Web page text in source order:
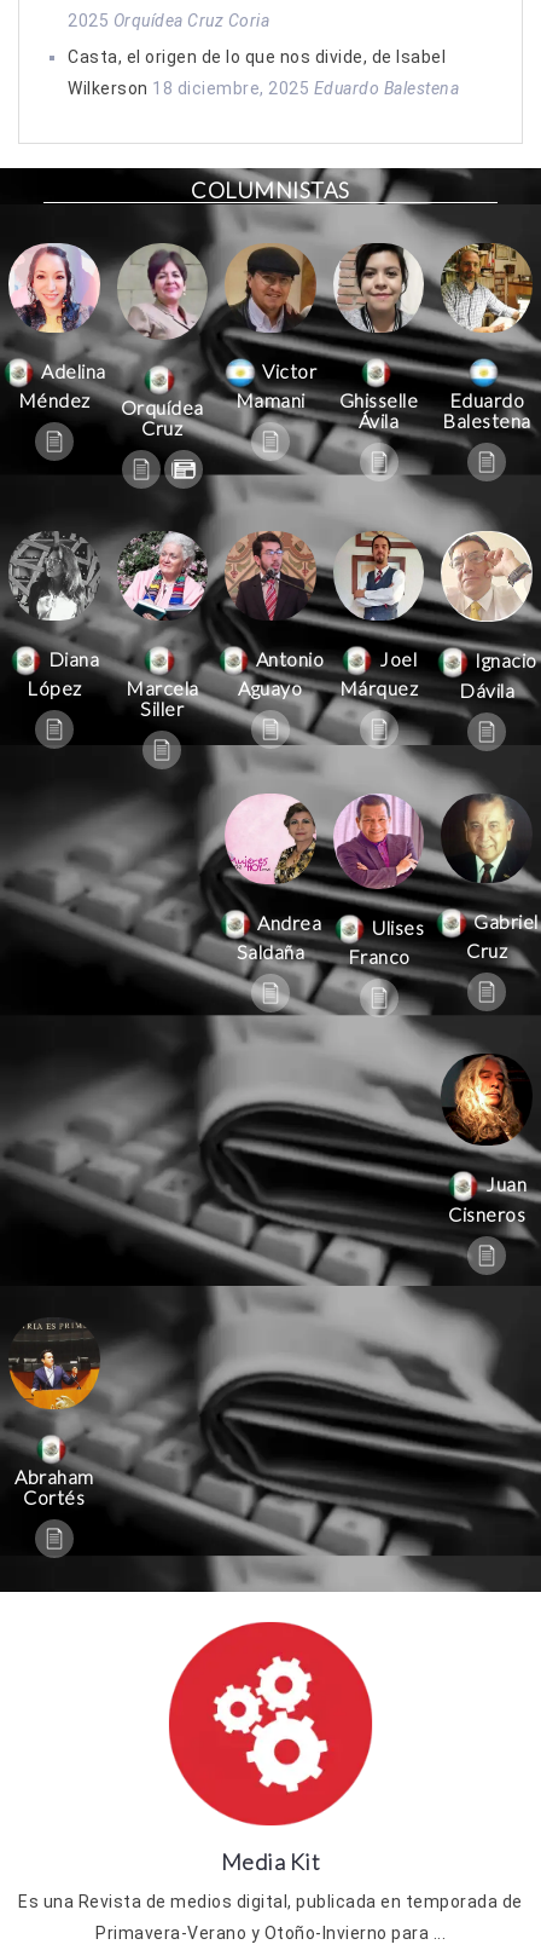
2025 Orquídea Cruz Coria
Casta, el origen de lo que nos divide, de Isabel
Wilkerson 18 diciembre, 2025 Eduardo Balestena
COLUMNISTAS
Adelina
Méndez
Orquídea
Cruz
Victor
Mamani
Ghisselle
Ávila
Eduardo
Balestena
Diana
López
Marcela
Siller
Antonio
Aguayo
Joel
Márquez
Ignacio
Dávila
Andrea
Saldaña
Ulises
Franco
Gabriel
Cruz
Juan
Cisneros
Abraham
Cortés
Media Kit
Es una Revista de medios digital, publicada en temporada de
Primavera-Verano y Otoño-Invierno para ...